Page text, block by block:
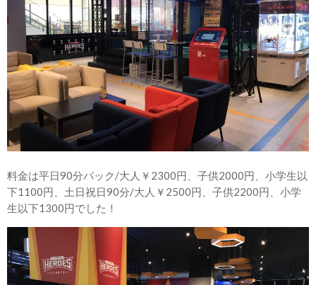
料金は平日90分パック/大人￥2300円、子供2000円、小学生以
下1100円、土日祝日90分/大人￥2500円、子供2200円、小学
生以下1300円でした！